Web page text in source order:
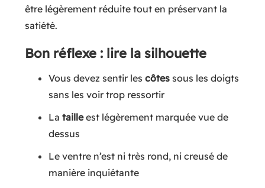
être légèrement réduite tout en préservant la
satiété.
Bon réflexe : lire la silhouette
Vous devez sentir les côtessous les doigts
sans les voir trop ressortir
La tailleest légèrement marquée vue de
dessus
Le ventre n’est ni très rond, ni creusé de
manière inquiétante